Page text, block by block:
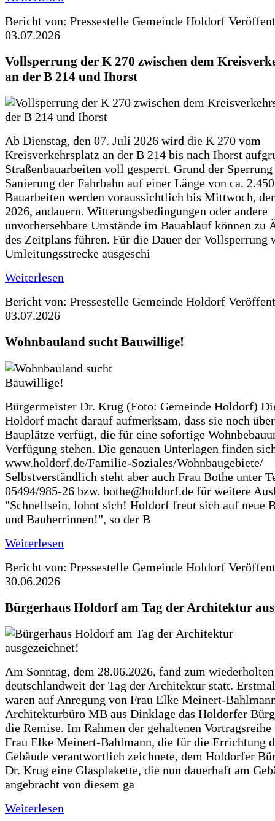
Bericht von: Pressestelle Gemeinde Holdorf
03.07.2026
Vollsperrung der K 270 zwischen dem
an der B 214 und Ihorst
Ab Dienstag, den 07. Juli 2026 wird die K 270 vom
Kreisverkehrsplatz an der B 214 bis nach Ihorst
Straßenbauarbeiten voll gesperrt. Grund der
Sanierung der Fahrbahn auf einer Länge von ca.
Bauarbeiten werden voraussichtlich bis Mittwoch,
2026, andauern. Witterungsbedingungen oder andere
unvorhersehbare Umstände im Bauablauf können zu
des Zeitplans führen. Für die Dauer der Vollsperrung
Umleitungsstrecke ausgeschi
Weiterlesen
Bericht von: Pressestelle Gemeinde Holdorf
03.07.2026
Wohnbauland sucht Bauwillige!
Bürgermeister Dr. Krug (Foto: Gemeinde Holdorf)
Holdorf macht darauf aufmerksam, dass sie noch
Bauplätze verfügt, die für eine sofortige
Verfügung stehen. Die genauen Unterlagen finden
www.holdorf.de/Familie-Soziales/Wohnbaugebiete/
Selbstverständlich steht aber auch Frau Bothe unter
05494/985-26 bzw. bothe@holdorf.de für weitere
"Schnellsein, lohnt sich! Holdorf freut sich auf neue
und Bauherrinnen!", so der B
Weiterlesen
Bericht von: Pressestelle Gemeinde Holdorf
30.06.2026
Bürgerhaus Holdorf am Tag der Architektur
Am Sonntag, dem 28.06.2026, fand zum
deutschlandweit der Tag der Architektur statt.
waren auf Anregung von Frau Elke Meinert-
Architekturbüro MB aus Dinklage das Holdorfer
die Remise. Im Rahmen der gehaltenen
Frau Elke Meinert-Bahlmann, die für die Errichtung
Gebäude verantwortlich zeichnete, dem Holdorfer
Dr. Krug eine Glasplakette, die nun dauerhaft am
angebracht von diesem ga
Weiterlesen